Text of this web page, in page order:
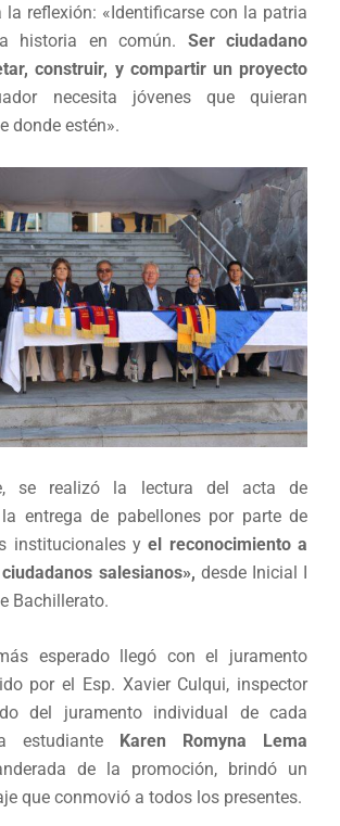
la reflexión: «Identificarse con la patria
historia en común. Ser ciudadano
construir, y compartir un proyecto
necesita jóvenes que quieran
donde estén».
se realizó la lectura del acta de
entrega de pabellones por parte de
institucionales yel reconocimiento a
salesianos», desde Inicial I
Bachillerato.
esperado llegó con el juramento
por el Esp. Xavier Culqui, inspector
del juramento individual de cada
estudiante
Karen Romyna Lema
de la promoción, brindó un
que conmovió a todos los presentes.